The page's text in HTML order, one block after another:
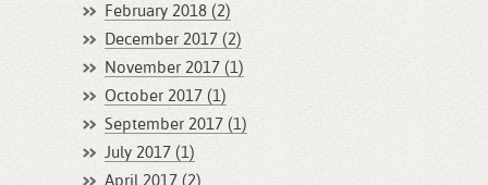
February 2018 (2)
December 2017 (2)
November 2017 (1)
October 2017 (1)
September 2017 (1)
July 2017 (1)
April 2017 (2)